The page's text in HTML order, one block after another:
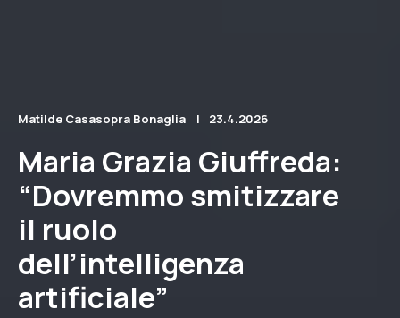
Matilde Casasopra Bonaglia 23.4.2026
Maria Grazia Giuffreda:
“Dovremmo smitizzare
il ruolo
dell’intelligenza
artificiale”